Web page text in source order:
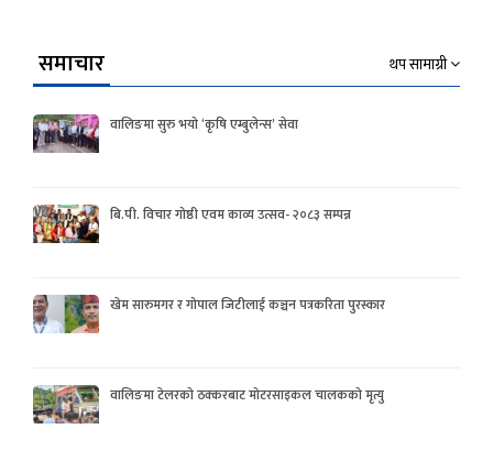
समाचार थप सामाग्री
वालिङमा सुरु भयो ‘कृषि एम्बुलेन्स’ सेवा
बि.पी. विचार गोष्ठी एवम काव्य उत्सव- २०८३ सम्पन्न
खेम सारुमगर र गोपाल जिटीलाई कञ्चन पत्रकरिता पुरस्कार
वालिङमा टेलरको ठक्करबाट मोटरसाइकल चालकको मृत्यु